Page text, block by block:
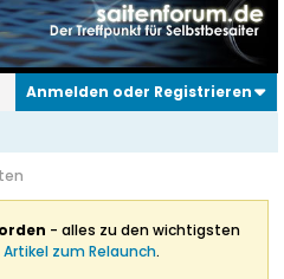
Anmelden oder Registrieren
- alles zu den wichtigsten
Artikel zum Relaunch.